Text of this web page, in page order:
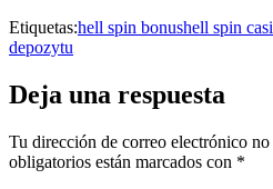
Etiquetas:hell spin bonushell spin
depozytu
Deja una respuesta
Tu dirección de correo electrónico no
obligatorios están marcados con *